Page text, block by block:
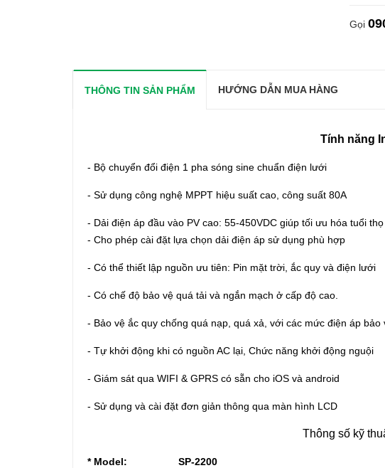
Gọi
THÔNG TIN SẢN PHẨM HƯỚNG DẪN MUA HÀNG
Tính năng
- Bộ chuyển đổi điện 1 pha sóng sine chuẩn điện lưới
- Sử dụng công nghệ MPPT hiệu suất cao, công suất 80A
- Dải điện áp đầu vào PV cao: 55-450VDC giúp tối ưu hóa tuổi
- Cho phép cài đặt lựa chọn dải điện áp sử dụng phù hợp
- Có thể thiết lập nguồn ưu tiên: Pin mặt trời, ắc quy và điện lưới
- Có chế độ bảo vệ quá tải và ngắn mạch ở cấp độ cao.
- Bảo vệ ắc quy chống quá nạp, quá xả, với các mức điện áp
- Tự khởi động khi có nguồn AC lại, Chức năng khởi động nguội
- Giám sát qua WIFI & GPRS có sẵn cho iOS và android
- Sử dụng và cài đặt đơn giản thông qua màn hình LCD
Thông số kỹ
* Model: SP-2200